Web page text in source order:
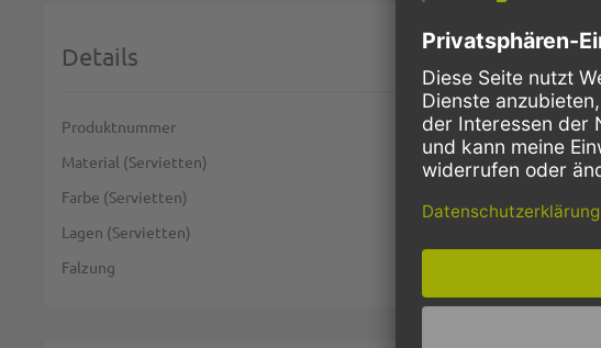
Details
Weitere Informationen
Produktnummer
Material (Servietten)
Farbe (Servietten)
Lagen (Servietten)
Falzung